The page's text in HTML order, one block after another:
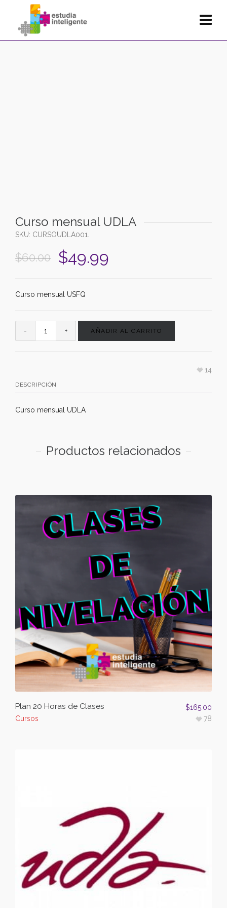
Curso mensual UDLA
SKU: CURSOUDLA001
$60.00 $49.99
Curso mensual USFQ
AÑADIR AL CARRITO
14
DESCRIPCIÓN
Curso mensual UDLA
Productos relacionados
Plan 20 Horas de Clases
Cursos
$165.00
78